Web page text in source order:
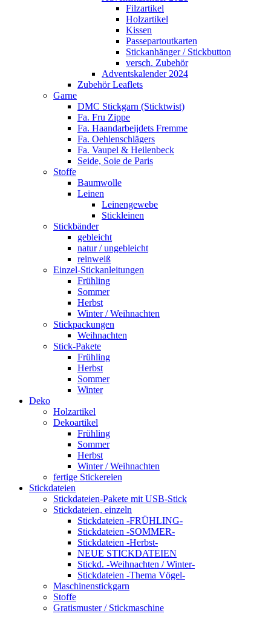
Filzartikel
Holzartikel
Kissen
Passepartoutkarten
Stickanhänger / Stickbutton
versch. Zubehör
Adventskalender 2024
Zubehör Leaflets
Garne
DMC Stickgarn (Sticktwist)
Fa. Fru Zippe
Fa. Haandarbeijdets Fremme
Fa. Oehlenschlägers
Fa. Vaupel & Heilenbeck
Seide, Soie de Paris
Stoffe
Baumwolle
Leinen
Leinengewebe
Stickleinen
Stickbänder
gebleicht
natur / ungebleicht
reinweiß
Einzel-Stickanleitungen
Frühling
Sommer
Herbst
Winter / Weihnachten
Stickpackungen
Weihnachten
Stick-Pakete
Frühling
Herbst
Sommer
Winter
Deko
Holzartikel
Dekoartikel
Frühling
Sommer
Herbst
Winter / Weihnachten
fertige Stickereien
Stickdateien
Stickdateien-Pakete mit USB-Stick
Stickdateien, einzeln
Stickdateien -FRÜHLING-
Stickdateien -SOMMER-
Stickdateien -Herbst-
NEUE STICKDATEIEN
Stickd. -Weihnachten / Winter-
Stickdateien -Thema Vögel-
Maschinenstickgarn
Stoffe
Gratismuster / Stickmaschine